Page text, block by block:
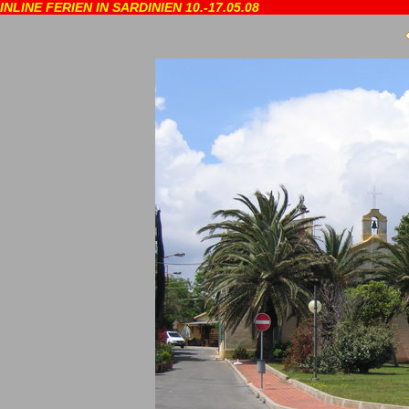
INLINE FERIEN IN SARDINIEN 10.-17.05.08